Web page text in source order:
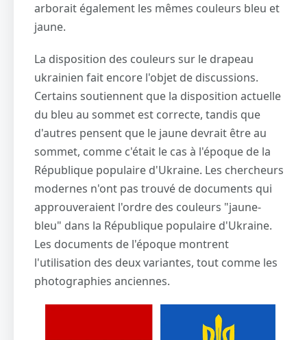
arborait également les mêmes couleurs bleu et
jaune.
La disposition des couleurs sur le drapeau
ukrainien fait encore l'objet de discussions.
Certains soutiennent que la disposition actuelle
du bleu au sommet est correcte, tandis que
d'autres pensent que le jaune devrait être au
sommet, comme c'était le cas à l'époque de la
République populaire d'Ukraine. Les chercheurs
modernes n'ont pas trouvé de documents qui
approuveraient l'ordre des couleurs "jaune-
bleu" dans la République populaire d'Ukraine.
Les documents de l'époque montrent
l'utilisation des deux variantes, tout comme les
photographies anciennes.